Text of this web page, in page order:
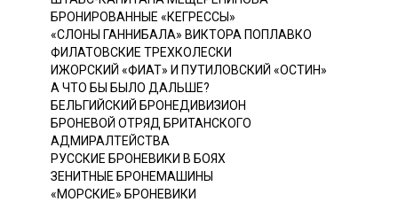
БРОНИРОВАННЫЕ «КЕГРЕССЫ»
«СЛОНЫ ГАННИБАЛА» ВИКТОРА ПОПЛАВКО
ФИЛАТОВСКИЕ ТРЕХКОЛЕСКИ
ИЖОРСКИЙ «ФИАТ» И ПУТИЛОВСКИЙ «ОСТИН»
А ЧТО БЫ БЫЛО ДАЛЬШЕ?
БЕЛЬГИЙСКИЙ БРОНЕДИВИЗИОН
БРОНЕВОЙ ОТРЯД БРИТАНСКОГО
АДМИРАЛТЕЙСТВА
РУССКИЕ БРОНЕВИКИ В БОЯХ
ЗЕНИТНЫЕ БРОНЕМАШИНЫ
«МОРСКИЕ» БРОНЕВИКИ